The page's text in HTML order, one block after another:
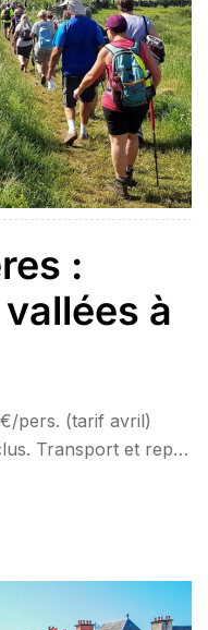
:
à
pers. (tarif avril)
Transport et repas
pied une région où
Ce séjour